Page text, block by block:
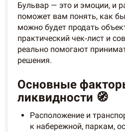
Бульвар — это и эмоции, и
поможет вам понять, как
можно будет продать
практический чек‑лист и
реально помогают
решения.
Основные
ликвидности 🧭
Расположение и
к набережной, паркам,